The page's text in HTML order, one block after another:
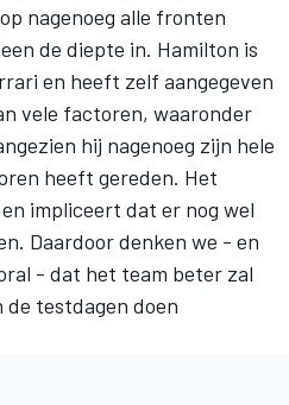
nagenoeg alle fronten
de diepte in. Hamilton is
en heeft zelf aangegeven
vele factoren, waaronder
hij nagenoeg zijn hele
heeft gereden. Het
impliceert dat er nog wel
Daardoor denken we - en
- dat het team beter zal
testdagen doen